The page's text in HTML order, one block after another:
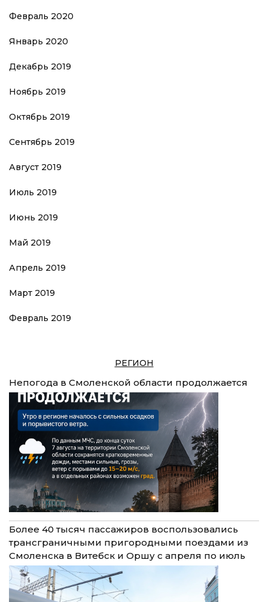
Февраль 2020
Январь 2020
Декабрь 2019
Ноябрь 2019
Октябрь 2019
Сентябрь 2019
Август 2019
Июль 2019
Июнь 2019
Май 2019
Апрель 2019
Март 2019
Февраль 2019
РЕГИОН
Непогода в Смоленской области продолжается
Более 40 тысяч пассажиров воспользовались
трансграничными пригородными поездами из
Смоленска в Витебск и Оршу с апреля по июль